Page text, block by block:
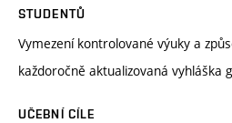
STUDENTŮ
Vymezení kontrolované výuky a
každoročně aktualizovaná vyhláška
UČEBNÍ CÍLE